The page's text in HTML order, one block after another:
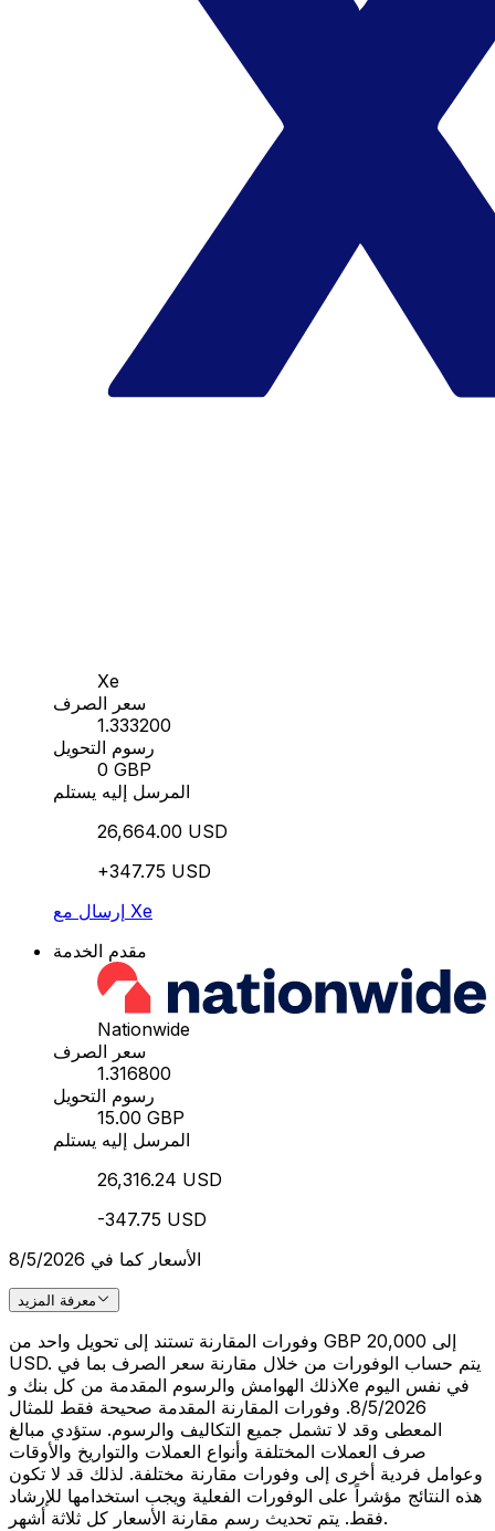
Xe
سعر الصرف
1.333200
رسوم التحويل
0 GBP
المرسل إليه يستلم
26,664.00 USD
+347.75 USD
إرسال مع Xe
مقدم الخدمة
Nationwide
سعر الصرف
1.316800
رسوم التحويل
15.00 GBP
المرسل إليه يستلم
26,316.24 USD
-347.75 USD
الأسعار كما في 8/5/2026
معرفة المزيد
وفورات المقارنة تستند إلى تحويل واحد من GBP 20,000 إلى
USD. يتم حساب الوفورات من خلال مقارنة سعر الصرف بما في
ذلك الهوامش والرسوم المقدمة من كل بنك وXe في نفس اليوم
8/5/2026. وفورات المقارنة المقدمة صحيحة فقط للمثال
المعطى وقد لا تشمل جميع التكاليف والرسوم. ستؤدي مبالغ
صرف العملات المختلفة وأنواع العملات والتواريخ والأوقات
وعوامل فردية أخرى إلى وفورات مقارنة مختلفة. لذلك قد لا تكون
هذه النتائج مؤشراً على الوفورات الفعلية ويجب استخدامها للإرشاد
فقط. يتم تحديث رسم مقارنة الأسعار كل ثلاثة أشهر.